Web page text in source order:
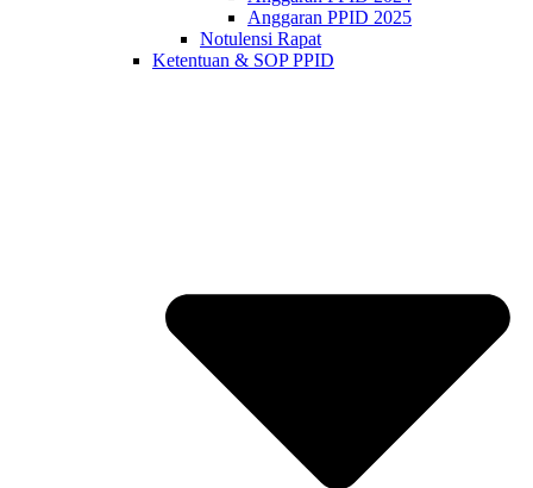
Anggaran PPID 2025
Notulensi Rapat
Ketentuan & SOP PPID